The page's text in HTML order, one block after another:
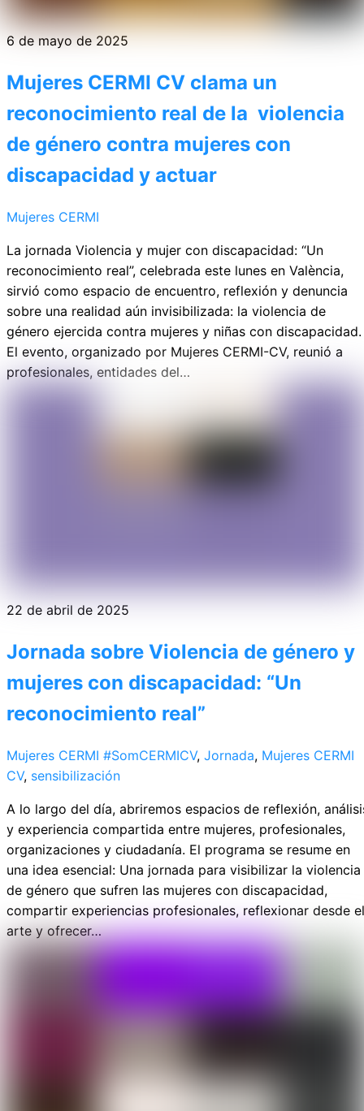
6 de mayo de 2025
Mujeres CERMI CV clama un
reconocimiento real de la violencia
de género contra mujeres con
discapacidad y actuar
Mujeres CERMI
La jornada Violencia y mujer con discapacidad: “Un
reconocimiento real”, celebrada este lunes en València,
sirvió como espacio de encuentro, reflexión y denuncia
sobre una realidad aún invisibilizada: la violencia de
género ejercida contra mujeres y niñas con discapacidad.
El evento, organizado por Mujeres CERMI-CV, reunió a
profesionales, entidades del…
22 de abril de 2025
Jornada sobre Violencia de género y
mujeres con discapacidad: “Un
reconocimiento real”
Mujeres CERMI #SomCERMICV, Jornada, Mujeres CERMI
CV, sensibilización
A lo largo del día, abriremos espacios de reflexión,
y experiencia compartida entre mujeres, profesionales,
organizaciones y ciudadanía. El programa se resume en
una idea esencial: Una jornada para visibilizar la violencia
de género que sufren las mujeres con discapacidad,
compartir experiencias profesionales, reflexionar desde el
arte y ofrecer…